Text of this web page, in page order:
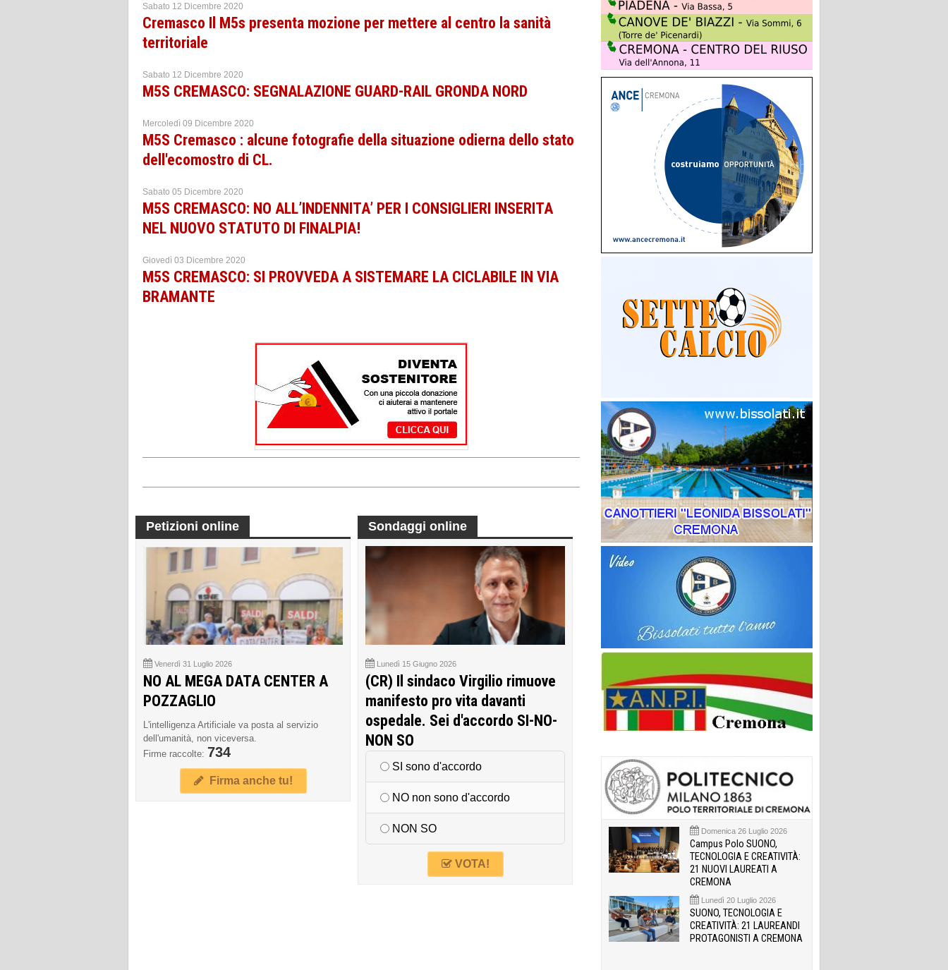
Sabato 12 Dicembre 2020
Cremasco Il M5s presenta mozione per mettere al centro la sanità
territoriale
Sabato 12 Dicembre 2020
M5S CREMASCO: SEGNALAZIONE GUARD-RAIL GRONDA NORD
Mercoledì 09 Dicembre 2020
M5S Cremasco : alcune fotografie della situazione odierna dello stato
dell'ecomostro di CL.
Sabato 05 Dicembre 2020
M5S CREMASCO: NO ALL’INDENNITA’ PER I CONSIGLIERI INSERITA
NEL NUOVO STATUTO DI FINALPIA!
Giovedì 03 Dicembre 2020
M5S CREMASCO: SI PROVVEDA A SISTEMARE LA CICLABILE IN VIA
BRAMANTE
Petizioni online
Venerdì 31 Luglio 2026
NO AL MEGA DATA CENTER A
POZZAGLIO
L'intelligenza Artificiale va posta al servizio
dell'umanità, non viceversa.
Firme raccolte: 734
Firma anche tu!
Sondaggi online
Lunedì 15 Giugno 2026
(CR) Il sindaco Virgilio rimuove
manifesto pro vita davanti
ospedale. Sei d'accordo SI-NO-
NON SO
SI sono d'accordo
NO non sono d'accordo
NON SO
VOTA!
Domenica 26 Luglio 2026
Campus Polo SUONO,
TECNOLOGIA E CREATIVITÀ:
21 NUOVI LAUREATI A
CREMONA
Lunedì 20 Luglio 2026
SUONO, TECNOLOGIA E
CREATIVITÀ: 21 LAUREANDI
PROTAGONISTI A CREMONA